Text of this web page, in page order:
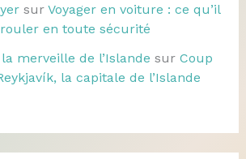
sur Voyager en voiture : ce qu’il
en toute sécurité
merveille de l’Islande sur Coup
la capitale de l’Islande